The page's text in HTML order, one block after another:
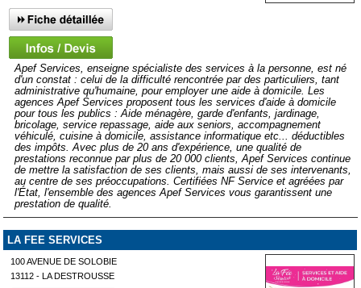
Apef Services, enseigne spécialiste des services à la personne, est né
d'un constat : celui de la difficulté rencontrée par des particuliers, tant
administrative qu'humaine, pour employer une aide à domicile. Les
agences Apef Services proposent tous les services d'aide à domicile
pour tous les publics : Aide ménagère, garde d'enfants, jardinage,
bricolage, service repassage, aide aux seniors, accompagnement
véhiculé, cuisine à domicile, assistance informatique etc... déductibles
des impôts. Avec plus de 20 ans d'expérience, une qualité de
prestations reconnue par plus de 20 000 clients, Apef Services continue
de mettre la satisfaction de ses clients, mais aussi de ses intervenants,
au centre de ses préoccupations. Certifiées NF Service et agréées par
l'État, l'ensemble des agences Apef Services vous garantissent une
prestation de qualité.
LA FEE SERVICES
100 AVENUE DE SOLOBIE
13112 - LA DESTROUSSE